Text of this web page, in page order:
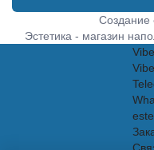
Создание
Эстетика - магазин